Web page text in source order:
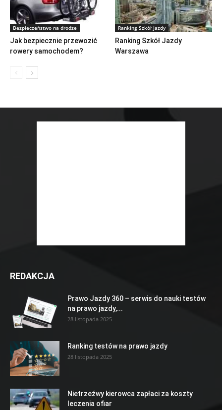
Bezpieczeństwo na drodze
Jak bezpiecznie przewozić
rowery samochodem?
Ranking Szkół Jazdy
Ranking Szkół Jazdy
Warszawa
REDAKCJA
Prawo Jazdy 360 – serwis do nauki testów
na prawo jazdy,...
28 listopada 2025
Ranking testów na prawo jazdy
28 listopada 2025
Nietrzeźwy kierowca zapłaci za koszty
leczenia ofiar